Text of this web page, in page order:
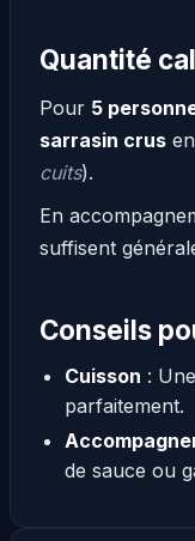
Quantité
Pour 5
sarrasin crus
cuits).
En
suffisent
Conseils
Cuisson :
parfaitement.
de sauce ou